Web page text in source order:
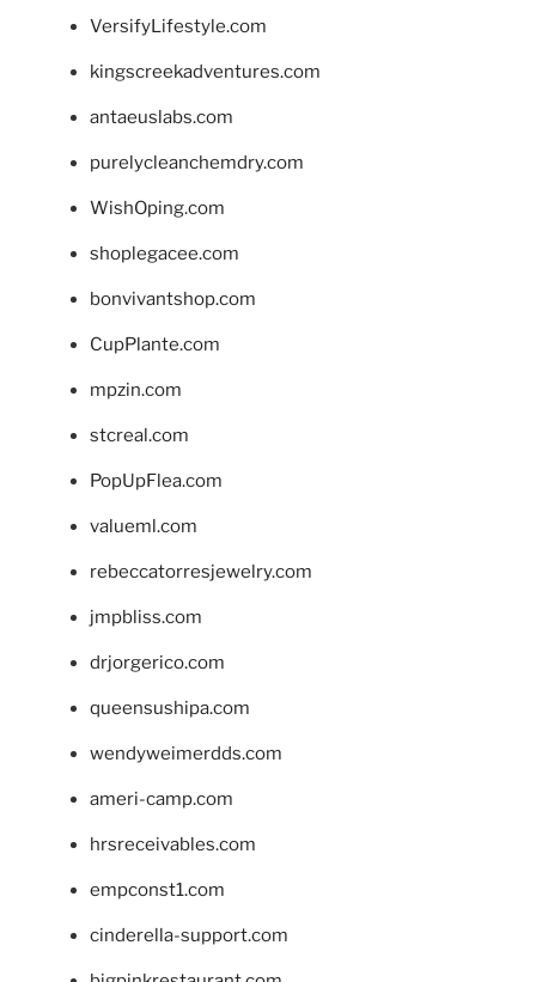
VersifyLifestyle.com
kingscreekadventures.com
antaeuslabs.com
purelycleanchemdry.com
WishOping.com
shoplegacee.com
bonvivantshop.com
CupPlante.com
mpzin.com
stcreal.com
PopUpFlea.com
valueml.com
rebeccatorresjewelry.com
jmpbliss.com
drjorgerico.com
queensushipa.com
wendyweimerdds.com
ameri-camp.com
hrsreceivables.com
empconst1.com
cinderella-support.com